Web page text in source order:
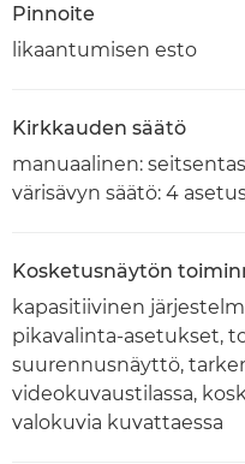
Pinnoite
likaantumisen esto
Kirkkauden säätö
manuaalinen:
värisävyn säätö: 4
Kosketusnäytön
kapasitiivinen
pikavalinta-asetukset,
suurennusnäyttö,
videokuvaustilassa,
valokuvia kuvattaessa